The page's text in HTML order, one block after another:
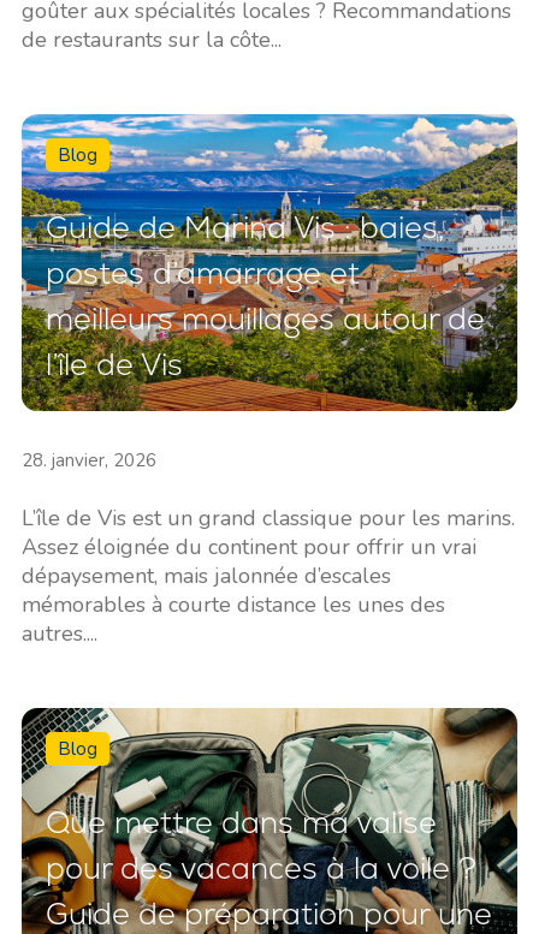
goûter aux spécialités locales ? Recommandations
de restaurants sur la côte...
Blog
Guide de Marina Vis : baies,
postes d’amarrage et
meilleurs mouillages autour de
l’île de Vis
28. janvier, 2026
L’île de Vis est un grand classique pour les marins.
Assez éloignée du continent pour offrir un vrai
dépaysement, mais jalonnée d’escales
mémorables à courte distance les unes des
autres....
Blog
Que mettre dans ma valise
pour des vacances à la voile ?
Guide de préparation pour une